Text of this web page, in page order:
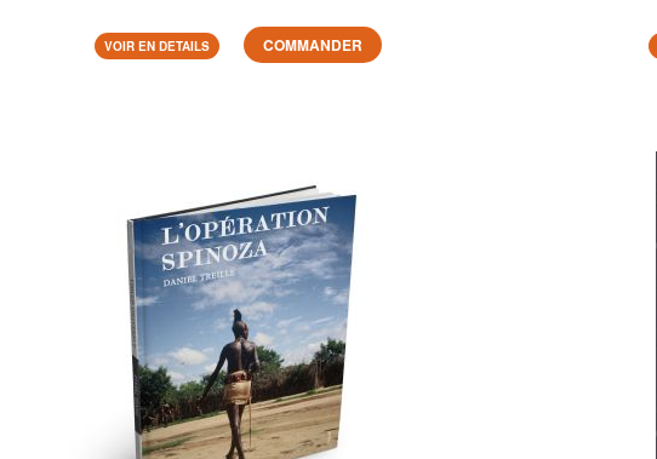
VOIR EN DETAILS COMMANDER